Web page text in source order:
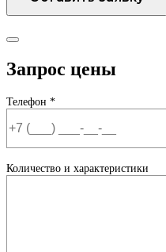
Запрос цены
Телефон *
Количество и характеристики